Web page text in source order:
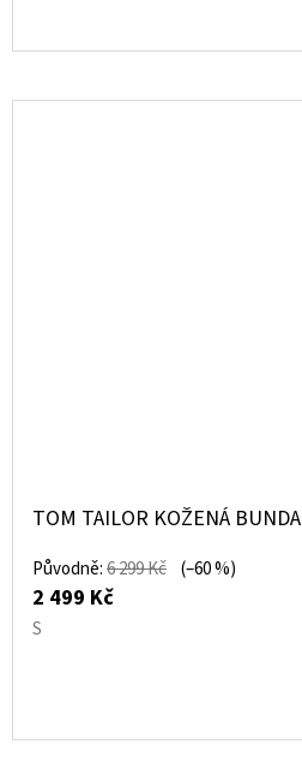
TOM TAILOR KOŽENÁ BUNDA
Původně:6 299 Kč (–60 %)
2 499 Kč
S